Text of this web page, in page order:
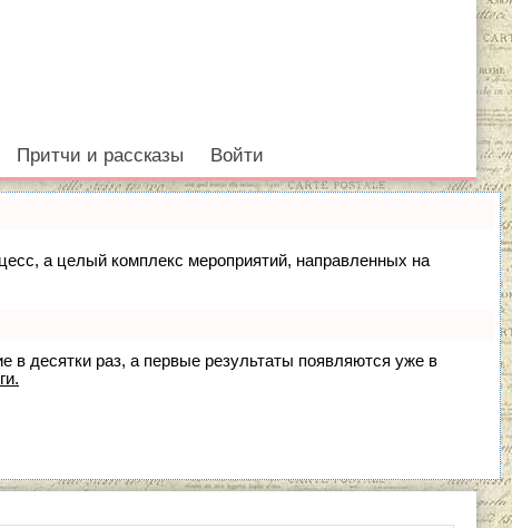
Притчи и рассказы Войти
а целый комплекс мероприятий, направленных на
в десятки раз, а первые результаты появляются уже в